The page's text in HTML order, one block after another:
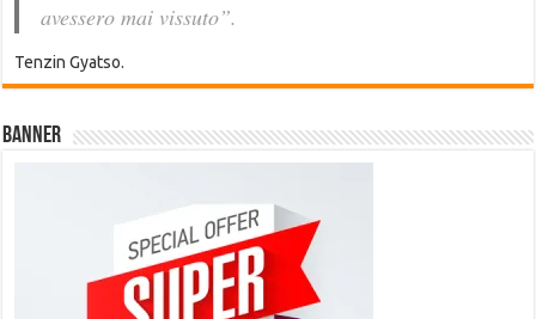
avessero mai vissuto”.
Tenzin Gyatso.
Banner